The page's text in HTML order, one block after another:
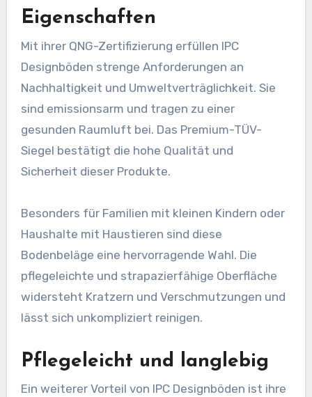
Eigenschaften
Mit ihrer QNG-Zertifizierung erfüllen IPC
Designböden strenge Anforderungen an
Nachhaltigkeit und Umweltverträglichkeit. Sie
sind emissionsarm und tragen zu einer
gesunden Raumluft bei. Das Premium-TÜV-
Siegel bestätigt die hohe Qualität und
Sicherheit dieser Produkte.
Besonders für Familien mit kleinen Kindern oder
Haushalte mit Haustieren sind diese
Bodenbeläge eine hervorragende Wahl. Die
pflegeleichte und strapazierfähige Oberfläche
widersteht Kratzern und Verschmutzungen und
lässt sich unkompliziert reinigen.
Pflegeleicht und langlebig
Ein weiterer Vorteil von IPC Designböden ist ihre